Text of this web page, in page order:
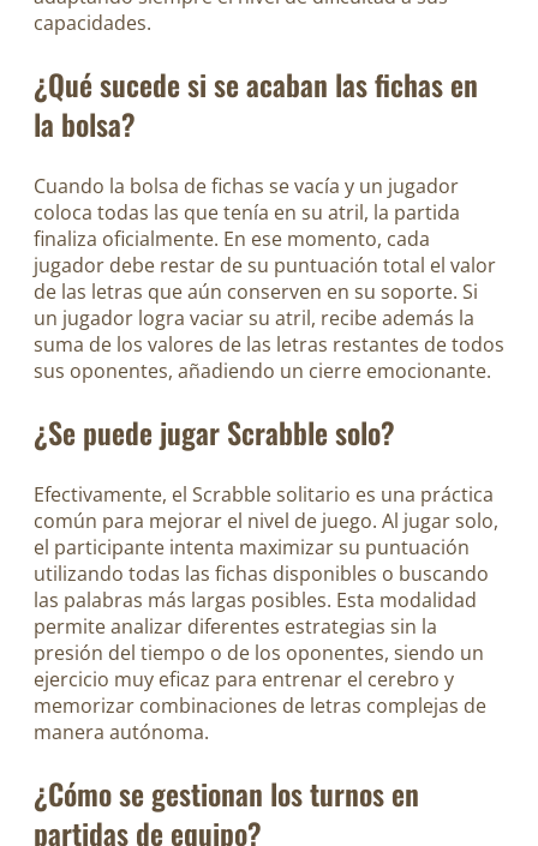
capacidades.
¿Qué sucede si se acaban las fichas en
la bolsa?
Cuando la bolsa de fichas se vacía y un jugador
coloca todas las que tenía en su atril, la partida
finaliza oficialmente. En ese momento, cada
jugador debe restar de su puntuación total el valor
de las letras que aún conserven en su soporte. Si
un jugador logra vaciar su atril, recibe además la
suma de los valores de las letras restantes de todos
sus oponentes, añadiendo un cierre emocionante.
¿Se puede jugar Scrabble solo?
Efectivamente, el Scrabble solitario es una práctica
común para mejorar el nivel de juego. Al jugar solo,
el participante intenta maximizar su puntuación
utilizando todas las fichas disponibles o buscando
las palabras más largas posibles. Esta modalidad
permite analizar diferentes estrategias sin la
presión del tiempo o de los oponentes, siendo un
ejercicio muy eficaz para entrenar el cerebro y
memorizar combinaciones de letras complejas de
manera autónoma.
¿Cómo se gestionan los turnos en
partidas de equipo?